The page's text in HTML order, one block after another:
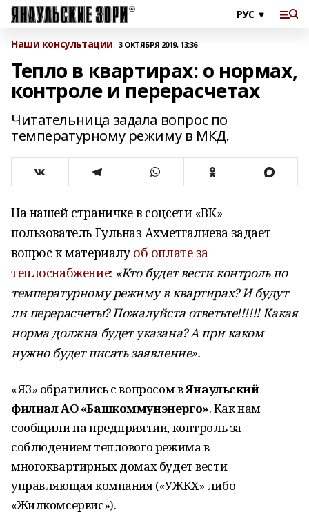
Наши консультации 3 ОКТЯБРЯ 2019, 13:36
Тепло в квартирах: о нормах,
контроле и перерасчетах
Читательница задала вопрос по
температурному режиму в МКД.
На нашей страничке в соцсети «ВК»
пользователь Гульназ Ахметгалиева задает
вопрос к материалу об оплате за
теплоснабжение: «Кто будет вести контроль по
температурному режиму в квартирах? И будут
ли перерасчеты? Пожалуйста ответьте!!!!!! Какая
норма должна будет указана? А при каком
нужно будет писать заявление».
«ЯЗ» обратились с вопросом вЯнаульский
филиал АО «Башкоммунэнерго». Как нам
сообщили на предприятии, контроль за
соблюдением теплового режима в
многоквартирных домах будет вести
управляющая компания («УЖКХ» либо
«Жилкомсервис»).